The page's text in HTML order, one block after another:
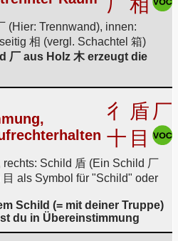
厂相
(Hier: Trennwand), innen:
相 (vergl. Schachtel 箱)
厂 aus Holz 木 erzeugt die
彳 盾 厂
十 目
rechts: Schild 盾 (Ein Schild 厂
目 als Symbol für "Schild" oder
Schild (= mit deiner Truppe)
du in Übereinstimmung